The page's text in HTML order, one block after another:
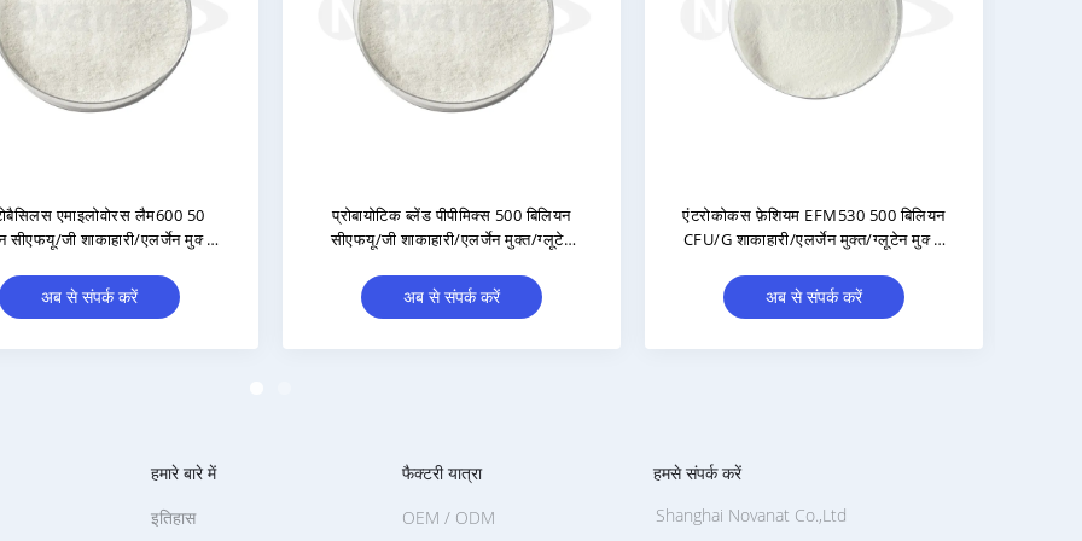
प्रोबायोटिक टैबलेट/प्राइवेट
लेबल/ODM/OEM
अब से संपर्क करें
पेडियोकोकस एसिडिलैक्टिसी PA10 300
बिलियन सीएफयू/जी शाकाहारी/एलर्जेन मुक्त/
अब से संपर्क करें
प्रोबायोटिक कैप्सूल खाद्य अनुपूरक/
प्रोबायोटिक अनुपूरक/निजी लेबल/ओडीएम/
अब से संपर्क करें
हमारे बारे में
इतिहास
फैक्टरी यात्रा
OEM / ODM
हमसे संपर्क करें
Shanghai Novanat Co.,Ltd